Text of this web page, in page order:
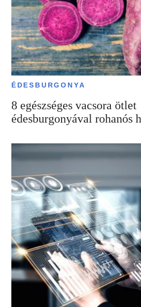
ÉDESBURGONYA
8 egészséges vacsora ötlet
édesburgonyával rohanós